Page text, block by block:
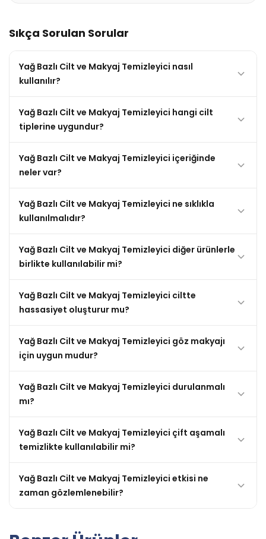
Sıkça Sorulan Sorular
Yağ Bazlı Cilt ve Makyaj Temizleyici nasıl
kullanılır?
Yağ Bazlı Cilt ve Makyaj Temizleyici hangi cilt
tiplerine uygundur?
Yağ Bazlı Cilt ve Makyaj Temizleyici içeriğinde
neler var?
Yağ Bazlı Cilt ve Makyaj Temizleyici ne sıklıkla
kullanılmalıdır?
Yağ Bazlı Cilt ve Makyaj Temizleyici diğer ürünlerle
birlikte kullanılabilir mi?
Yağ Bazlı Cilt ve Makyaj Temizleyici ciltte
hassasiyet oluşturur mu?
Yağ Bazlı Cilt ve Makyaj Temizleyici göz makyajı
için uygun mudur?
Yağ Bazlı Cilt ve Makyaj Temizleyici durulanmalı
mı?
Yağ Bazlı Cilt ve Makyaj Temizleyici çift aşamalı
temizlikte kullanılabilir mi?
Yağ Bazlı Cilt ve Makyaj Temizleyici etkisi ne
zaman gözlemlenebilir?